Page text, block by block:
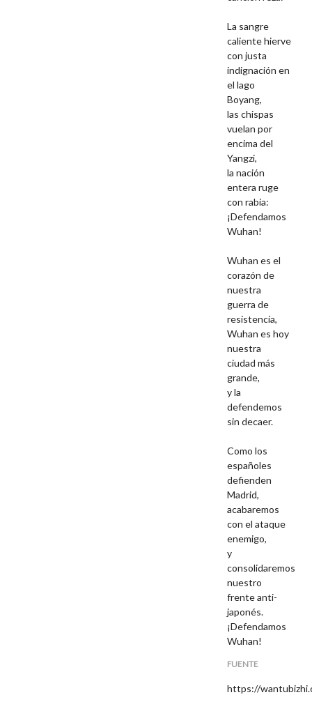
La sangre
caliente hierve
con justa
indignación en
el lago
Boyang,
las chispas
vuelan por
encima del
Yangzi,
la nación
entera ruge
con rabia:
¡Defendamos
Wuhan!
Wuhan es el
corazón de
nuestra
guerra de
resistencia,
Wuhan es hoy
nuestra
ciudad más
grande,
y la
defendemos
sin decaer.
Como los
españoles
defienden
Madrid,
acabaremos
con el ataque
enemigo,
y
consolidaremos
nuestro
frente anti-
japonés.
¡Defendamos
Wuhan!
FUENTE
https://